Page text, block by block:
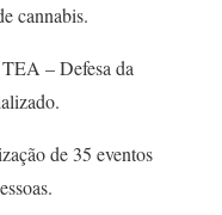
cannabis.
– Defesa da
de 35 eventos